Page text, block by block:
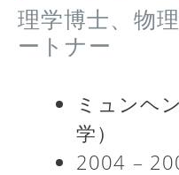
理学博士、物
ートナー
ミュンヘ
学）
2004 –